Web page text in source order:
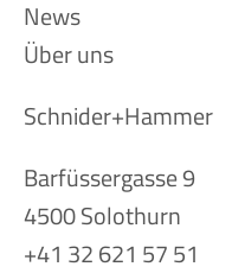
News
Über uns
Schnider+Hammer
Barfüssergasse 9
4500 Solothurn
+41 32 621 57 51